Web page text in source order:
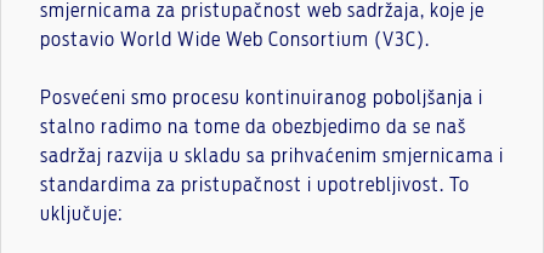
smjernicama za pristupačnost web sadržaja, koje je
postavio World Wide Web Consortium (V3C).
Posvećeni smo procesu kontinuiranog poboljšanja i
stalno radimo na tome da obezbjedimo da se naš
sadržaj razvija u skladu sa prihvaćenim smjernicama i
standardima za pristupačnost i upotrebljivost. To
uključuje: